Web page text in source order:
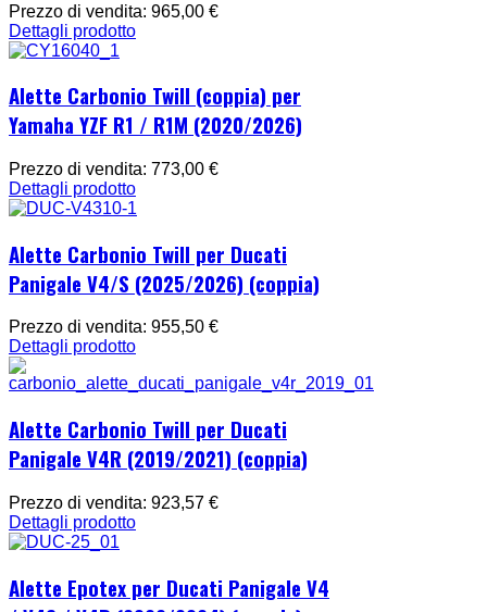
Prezzo di vendita: 965,00 €
Dettagli prodotto
Alette Carbonio Twill (coppia) per
Yamaha YZF R1 / R1M (2020/2026)
Prezzo di vendita: 773,00 €
Dettagli prodotto
Alette Carbonio Twill per Ducati
Panigale V4/S (2025/2026) (coppia)
Prezzo di vendita: 955,50 €
Dettagli prodotto
Alette Carbonio Twill per Ducati
Panigale V4R (2019/2021) (coppia)
Prezzo di vendita: 923,57 €
Dettagli prodotto
Alette Epotex per Ducati Panigale V4